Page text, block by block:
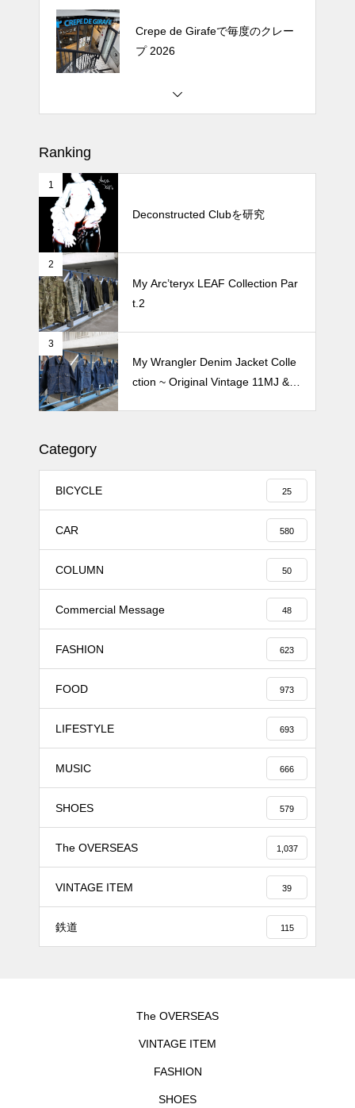
Crepe de Girafeで毎度のクレー
プ 2026
oyamaでメンテナンス 2026
プ 2026
Ranking
1
Deconstructed Clubを研究
2
My Arc’teryx LEAF Collection Par
t.2
3
My Wrangler Denim Jacket Colle
ction ~ Original Vintage 11MJ & 1
Category
BICYCLE 25
CAR 580
COLUMN 50
Commercial Message 48
FASHION 623
FOOD 973
LIFESTYLE 693
MUSIC 666
SHOES 579
The OVERSEAS 1,037
VINTAGE ITEM 39
鉄道 115
The OVERSEAS
VINTAGE ITEM
FASHION
SHOES